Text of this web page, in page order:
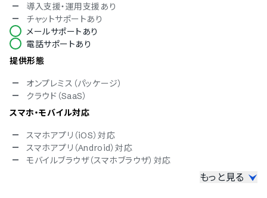
導入支援・運用支援あり
チャットサポートあり
メールサポートあり
電話サポートあり
提供形態
オンプレミス（パッケージ）
クラウド（SaaS）
スマホ・モバイル対応
スマホアプリ（iOS）対応
スマホアプリ（Android）対応
モバイルブラウザ（スマホブラウザ）対応
もっと見る